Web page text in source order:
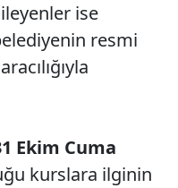
ise
resmi
Ekim Cuma
kurslara ilginin